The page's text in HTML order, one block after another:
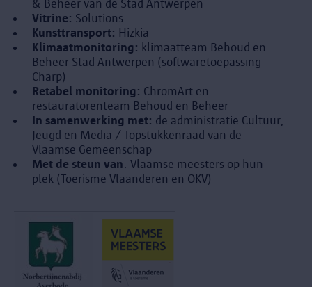
& Beheer van de Stad Antwerpen
Vitrine: Solutions
Kunsttransport: Hizkia
Klimaatmonitoring: klimaatteam Behoud en
Beheer Stad Antwerpen (softwaretoepassing
Charp)
Retabel monitoring: ChromArt en
restauratorenteam Behoud en Beheer
In samenwerking met: de administratie Cultuur,
Jeugd en Media / Topstukkenraad van de
Vlaamse Gemeenschap
Met de steun van: Vlaamse meesters op hun
plek (Toerisme Vlaanderen en OKV)